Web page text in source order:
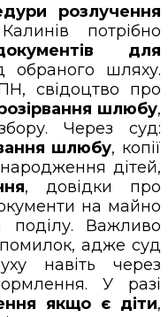
розлучення
потрібно
для
обраного шляху.
свідоцтво про
шлюбу,
Через суд:
шлюбу, копії
дітей,
, довідки про
на майно
Важливо
помилок, адже суд
навіть через
У разі
якщо є діти,